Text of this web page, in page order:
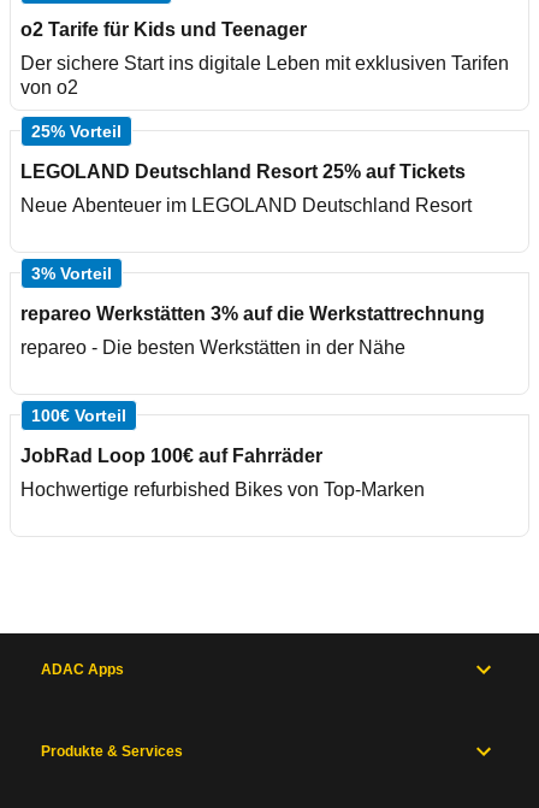
o2 Tarife für Kids und Teenager
Der sichere Start ins digitale Leben mit exklusiven Tarifen
von o2
25% Vorteil
LEGOLAND Deutschland Resort 25% auf Tickets
Neue Abenteuer im LEGOLAND Deutschland Resort
3% Vorteil
repareo Werkstätten 3% auf die Werkstattrechnung
repareo - Die besten Werkstätten in der Nähe
100€ Vorteil
JobRad Loop 100€ auf Fahrräder
Hochwertige refurbished Bikes von Top-Marken
ADAC Apps
Produkte & Services